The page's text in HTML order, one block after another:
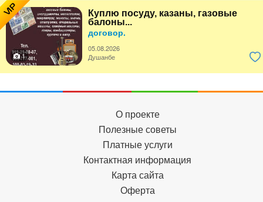
VIP
Куплю посуду, казаны, газовые
балоны...
договор.
05.08.2026
1
Душанбе
О проекте
Полезные советы
Платные услуги
Контактная информация
Карта сайта
Оферта